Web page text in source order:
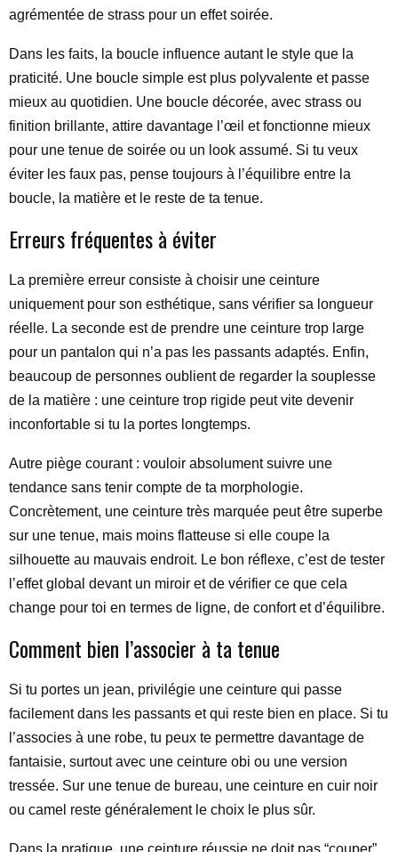
agrémentée de strass pour un effet soirée.
Dans les faits, la boucle influence autant le style que la
praticité. Une boucle simple est plus polyvalente et passe
mieux au quotidien. Une boucle décorée, avec strass ou
finition brillante, attire davantage l’œil et fonctionne mieux
pour une tenue de soirée ou un look assumé. Si tu veux
éviter les faux pas, pense toujours à l’équilibre entre la
boucle, la matière et le reste de ta tenue.
Erreurs fréquentes à éviter
La première erreur consiste à choisir une ceinture
uniquement pour son esthétique, sans vérifier sa longueur
réelle. La seconde est de prendre une ceinture trop large
pour un pantalon qui n’a pas les passants adaptés. Enfin,
beaucoup de personnes oublient de regarder la souplesse
de la matière : une ceinture trop rigide peut vite devenir
inconfortable si tu la portes longtemps.
Autre piège courant : vouloir absolument suivre une
tendance sans tenir compte de ta morphologie.
Concrètement, une ceinture très marquée peut être superbe
sur une tenue, mais moins flatteuse si elle coupe la
silhouette au mauvais endroit. Le bon réflexe, c’est de tester
l’effet global devant un miroir et de vérifier ce que cela
change pour toi en termes de ligne, de confort et d’équilibre.
Comment bien l’associer à ta tenue
Si tu portes un jean, privilégie une ceinture qui passe
facilement dans les passants et qui reste bien en place. Si tu
l’associes à une robe, tu peux te permettre davantage de
fantaisie, surtout avec une ceinture obi ou une version
tressée. Sur une tenue de bureau, une ceinture en cuir noir
ou camel reste généralement le choix le plus sûr.
Dans la pratique, une ceinture réussie ne doit pas “couper”